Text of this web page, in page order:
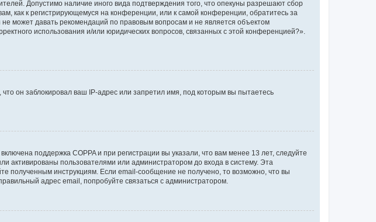
Допустимо наличие иного вида подтверждения того, что опекуны разрешают сбор
как к регистрирующемуся на конференции, или к самой конференции, обратитесь за
может давать рекомендаций по правовым вопросам и не является объектом
использования и/или юридических вопросов, связанных с этой конференцией?».
он заблокировал ваш IP-адрес или запретил имя, под которым вы пытаетесь
поддержка COPPA и при регистрации вы указали, что вам менее 13 лет, следуйте
активированы пользователями или администратором до входа в систему. Эта
полученным инструкциям. Если email-сообщение не получено, то возможно, что вы
адрес email, попробуйте связаться с администратором.